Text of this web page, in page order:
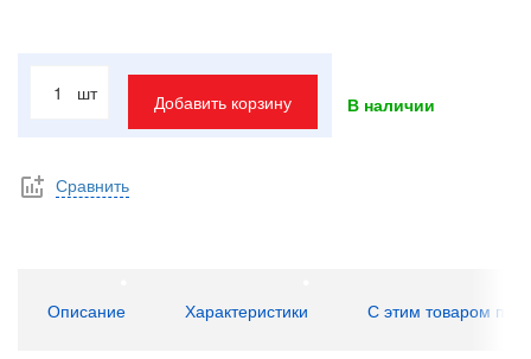
шт Добавить корзину В наличии
Сравнить
Описание Характеристики С этим товаром